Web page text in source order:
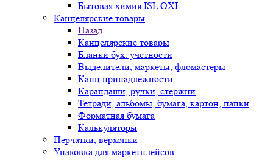
Бытовая химия ISL OXI
Канцелярские товары
Назад
Канцелярские товары
Бланки бух. учетности
Выделители, маркеты, фломастеры
Канц.принадлежности
Карандаши, ручки, стержни
Тетради, альбомы, бумага, картон, папки
Форматная бумага
Калькуляторы
Перчатки, верхонки
Упаковка для маркетплейсов